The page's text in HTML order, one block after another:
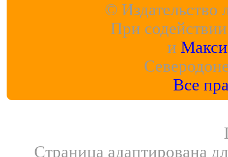
© Издательство
При
и
Все
Страница адаптирована